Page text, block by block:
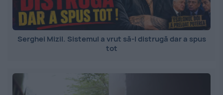
Serghei Mizil. Sistemul a vrut să-l distrugă dar a spus
tot